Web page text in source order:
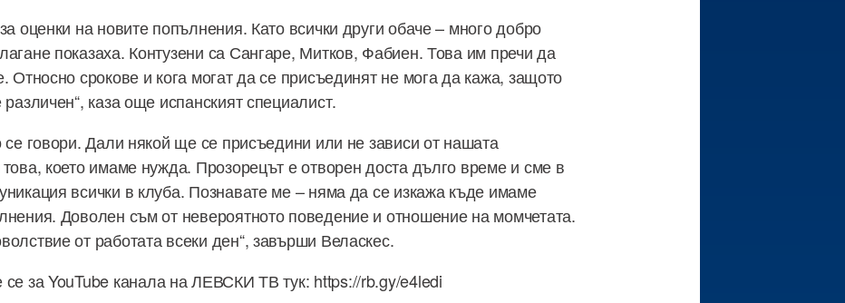
оценки на новите попълнения. Като всички други обаче – много добро
показаха. Контузени са Сангаре, Митков, Фабиен. Това им пречи да
Относно срокове и кога могат да се присъединят не мога да кажа, защото
каза още испанският специалист.
се говори. Дали някой ще се присъедини или не зависи от нашата
което имаме нужда. Прозорецът е отворен доста дълго време и сме в
всички в клуба. Познавате ме – няма да се изкажа къде имаме
Доволен съм от невероятното поведение и отношение на момчетата.
от работата всеки ден“, завърши Веласкес.
се за YouTube канала на ЛЕВСКИ ТВ тук: https://rb.gy/e4ledi